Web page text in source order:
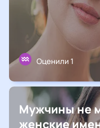
Оценили 1
Мужчины не
женские